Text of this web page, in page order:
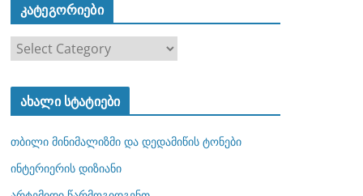
კატეგორიები
ტ
ო
რ
ახალი სტატიები
თბილი მინიმალიზმი და დედამიწის ტონები
ინტერიერის დიზიანი